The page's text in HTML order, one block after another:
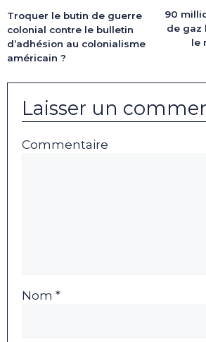
Troquer le butin de guerre
colonial contre le bulletin
d’adhésion au colonialisme
américain ?
90
de gaz
le
Laisser un
Commentaire
Nom *